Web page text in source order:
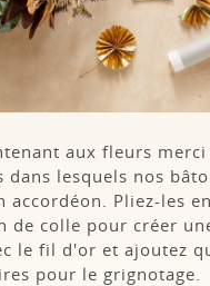
aux fleurs
dans lesquels nos
accordéon. Pliez-les
de colle pour créer
le fil d'or et ajoutez
pour le grignotage.